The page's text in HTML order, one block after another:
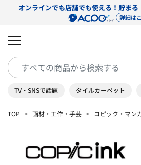
オンラインでも店舗でも使える！貯まる
詳細は
TV・SNSで話題 タイルカーペット
TOP 画材・工作・手芸 コピック・マン